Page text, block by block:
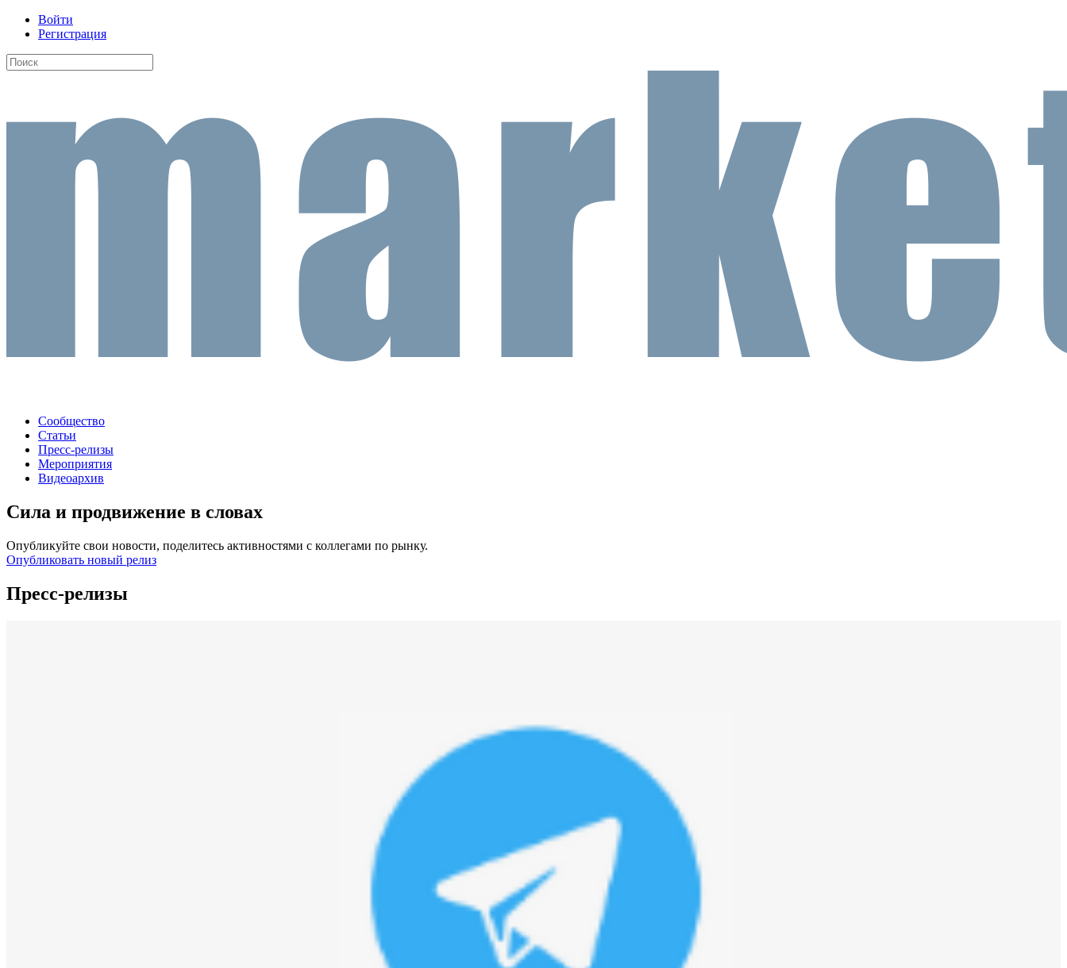
Войти
Регистрация
Сообщество
Статьи
Пресс-релизы
Мероприятия
Видеоархив
Сила и продвижение в словах
Опубликуйте свои новости, поделитесь активностями с коллегами по рынку.
Опубликовать новый релиз
Пресс-релизы